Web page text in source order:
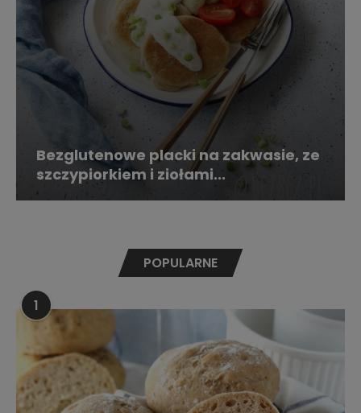
Bezglutenowe placki na zakwasie, ze
szczypiorkiem i ziołami...
POPULARNE
1